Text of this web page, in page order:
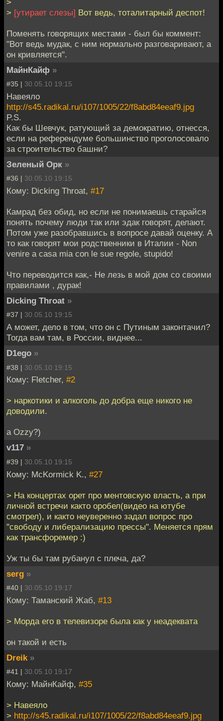
>
> [утирает слезы] Вот ведь, тоталитарный деспот!
Поменять говорящих местами - был бы коммент:
"Вот ведь мудак, с ним нормально разговаривают, а
он кривляется".
МайнКайф »
#35 | 30.05.10 19:15
Навеяло
http://s45.radikal.ru/i107/1005/22/f8abd84eeaf9.jpg
P.S.
Как бы Шевчук, ратующий за демократию, отнесся,
если на референдуме большинство проголосовало
за строительство башни?
Зеленый Орк »
#36 | 30.05.10 19:15
Кому: Dicking Throat, #17
Камрад без обид, но если не понимаешь старайся
понять почему люди так или эдак говорят, делают.
Потом уже разобравшись в вопросе давай оценку. А
то как говорят мои родственники в Италии - Non
venire a casa mia con le sue regole, stupido!
Что переводится как,- Не лезь в мой дом со своими
правилами , дурак!
Dicking Throat »
#37 | 30.05.10 19:15
А может, дело в том, что он с Путиным законтачил?
Тогда вам там, в России, виднее...
D1ego »
#38 | 30.05.10 19:15
Кому: Fletcher, #2
> наркотики и алкоголь до добра еще никого не
доводили.
а Ozzy?)
v117 »
#39 | 30.05.10 19:15
Кому: McKormick K., #27
> На концертах орет про ментовскую власть, а при
личной встречи както оробел(видео на ютубе
смотрел), и както неуверенно задал вопрос про
"свободу и либерализацию прессы". Меняется прям
как трансфоремер :)
Уж ты бы там рубанул с плеча, да?
serg »
#40 | 30.05.10 19:17
Кому: Таманский Жаб, #13
> Морда его в телевизоре была как у неадеквата
он такой и есть
Dreik »
#41 | 30.05.10 19:17
Кому: МайнКайф, #35
> Навеяло
> http://s45.radikal.ru/i107/1005/22/f8abd84eeaf9.jpg